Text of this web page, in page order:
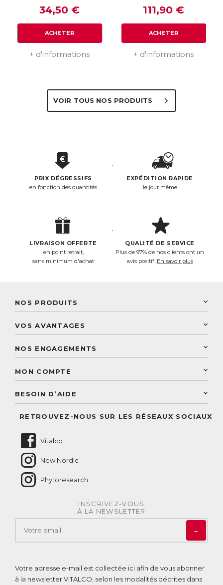
34,50 €
ACHETER
+ d'informations
111,90 €
ACHETER
+ d'informations
VOIR TOUS NOS PRODUITS
PRIX DÉGRESSIFS
en fonction des quantités
EXPÉDITION RAPIDE
le jour même
LIVRAISON OFFERTE
en point retrait,
sans minimum d'achat
QUALITÉ DE SERVICE
Plus de 97% de nos clients ont un
avis positif. En savoir plus
NOS PRODUITS
Laboratoire Landais
Découvrez le catalogue
VOS AVANTAGES
Paiement sécurisé
Conseils personnalisés
NOS ENGAGEMENTS
Conseil personnalisé
MON COMPTE
BESOIN D’AIDE
RETROUVEZ-NOUS SUR LES RÉSEAUX SOCIAUX
Vitalco
New Nordic
Phytoresearch
INSCRIVEZ-VOUS
À LA NEWSLETTER
→
Votre adresse e-mail est collectée ici afin de vous abonner
à la newsletter VITALCO, selon les modalités décrites dans